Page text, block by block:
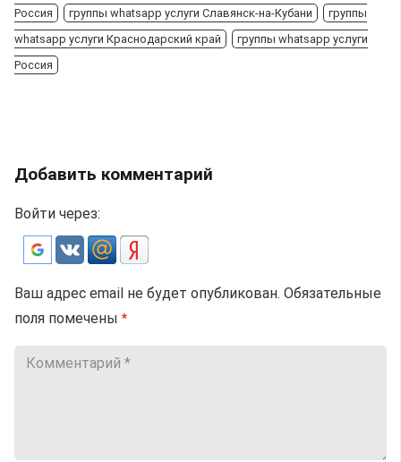
Россия
группы whatsapp услуги Славянск-на-Кубани
группы
whatsapp услуги Краснодарский край
группы whatsapp услуги
Россия
Добавить комментарий
Войти через:
Ваш адрес email не будет опубликован. Обязательные
поля помечены *